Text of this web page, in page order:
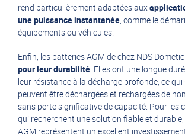
rend particulièrement adaptées aux
une puissance instantanée, comme le
équipements ou véhicules.
Enfin, les batteries AGM de chez NDS
pour leur durabilité. Elles ont une longue
leur résistance à la décharge profonde, ce
peuvent être déchargées et rechargées de
sans perte significative de capacité. Pour les
qui recherchent une solution fiable et
AGM représentent un excellent